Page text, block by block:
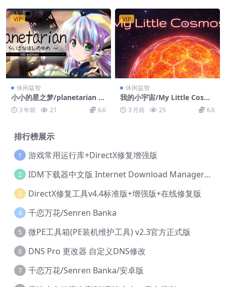
VIP
休闲益智
小小的星之梦/planetarian H
D 3 年前 21 6.6
VIP
休闲益智
我的小宇宙/My Little Cosm
os 3 月前 25 6.6
排行榜展示
1 游戏常用运行库+DirectX修复增强版
2 IDM下载器中文版 Internet Download Manager v6.42.36 IDM
3 DirectX修复工具v4.4标准版+增强版+在线修复版
4 千恋万花/Senren Banka
5 微PE工具箱(PE装机维护工具) v2.3官方正式版
6 DNS Pro 更改器 自定义DNS修改
7 千恋万花/Senren Banka/安卓版